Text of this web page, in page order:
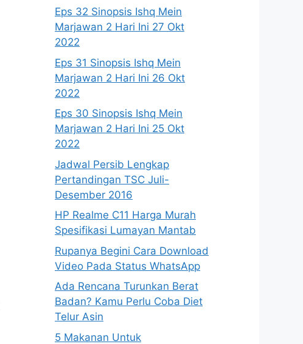
Eps 32 Sinopsis Ishq Mein
Marjawan 2 Hari Ini 27 Okt
2022
Eps 31 Sinopsis Ishq Mein
Marjawan 2 Hari Ini 26 Okt
2022
Eps 30 Sinopsis Ishq Mein
Marjawan 2 Hari Ini 25 Okt
2022
Jadwal Persib Lengkap
Pertandingan TSC Juli-
Desember 2016
HP Realme C11 Harga Murah
Spesifikasi Lumayan Mantab
Rupanya Begini Cara Download
Video Pada Status WhatsApp
Ada Rencana Turunkan Berat
Badan? Kamu Perlu Coba Diet
Telur Asin
5 Makanan Untuk